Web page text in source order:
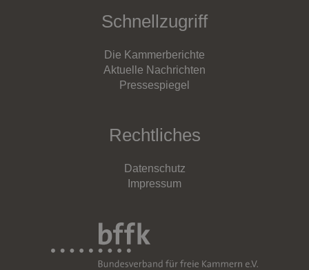
Schnellzugriff
Die Kammerberichte
Aktuelle Nachrichten
Pressespiegel
Rechtliches
Datenschutz
Impressum